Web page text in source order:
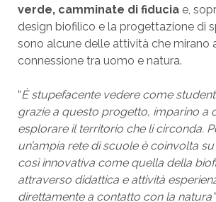
verde, camminate di fiducia e,
design biofilico e la progettazione di
sono alcune delle attività che mirano
connessione tra uomo e natura.
“È stupefacente vedere come
grazie a questo progetto, imparino a
esplorare il territorio che li circonda.
un’ampia rete di scuole è coinvolta
così innovativa come quella della
attraverso didattica e attività
direttamente a contatto con la natura”